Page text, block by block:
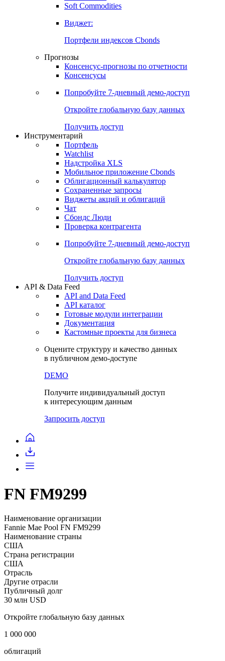
Soft Commodities
Виджет:
Портфели индексов Cbonds
Прогнозы
Консенсус-прогнозы по отчетности
Консенсусы
Попробуйте 7-дневный демо-доступ
Откройте глобальную базу данных
Получить доступ
Инструментарий
Портфель
Watchlist
Надстройка XLS
Мобильное приложение Cbonds
Облигационный калькулятор
Сохраненные запросы
Виджеты акций и облигаций
Чат
Сбондс Люди
Проверка контрагента
Попробуйте 7-дневный демо-доступ
Откройте глобальную базу данных
Получить доступ
API & Data Feed
API and Data Feed
API каталог
Готовые модули интеграции
Документация
Кастомные проекты для бизнеса
Оцените структуру и качество данных
в публичном демо-доступе
DEMO
Получите индивидуальный доступ
к интересующим данным
Запросить доступ
FN FM9299
Наименование организации
Fannie Mae Pool FN FM9299
Наименование страны
США
Страна регистрации
США
Отрасль
Другие отрасли
Публичный долг
30 млн USD
Откройте глобальную базу данных
1 000 000
облигаций